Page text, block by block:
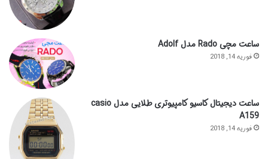
ساعت مچی Rado مدل Adolf
فوریه 14, 2018
ساعت دیجیتال کاسیو کامپیوتری طلایی مدل casio
A159
فوریه 14, 2018